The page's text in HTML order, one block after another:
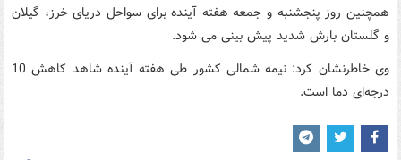
همچنین روز پنجشنبه و جمعه هفته آینده برای سواحل دریای خرز، گیلان
و گلستان بارش شدید پیش بینی می شود.
وی خاطرنشان کرد: نیمه شمالی کشور طی هفته آینده شاهد کاهش 10
درجه‌ای دما است.